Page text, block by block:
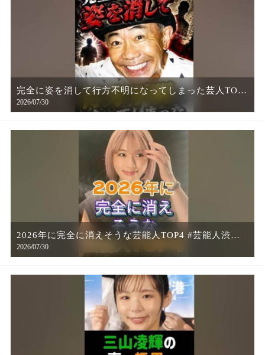
完全に姿を消して行方不明になってしまった芸人TOP3
パート2
2026/07/30
2026年に完全に消えそうな芸能人TOP4 #芸能人渋谷
凪咲 #指原莉乃 #あのちゃん
2026/07/30